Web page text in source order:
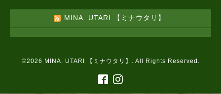
MINA. UTARI 【ミナウタリ】
©2026 MINA. UTARI 【ミナウタリ】 . All Rights Reserved.